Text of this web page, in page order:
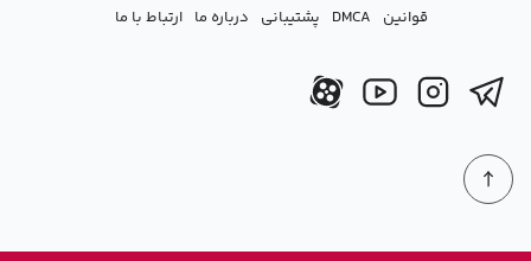
قوانین DMCA پشتیبانی درباره ما ارتباط با ما